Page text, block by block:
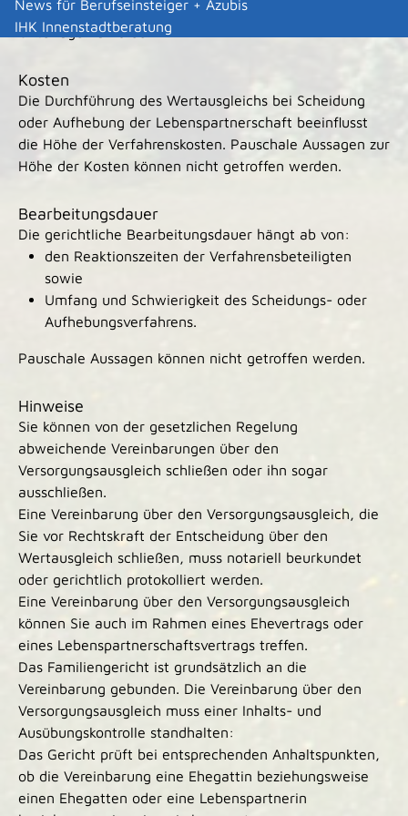
News für Berufseinsteiger + Azubis
IHK Innenstadtberatung
Das Gericht wird die im Einzelfall erforderlichen
Unterlagen anfordern.
Kosten
Die Durchführung des Wertausgleichs bei Scheidung
oder Aufhebung der Lebenspartnerschaft beeinflusst
die Höhe der Verfahrenskosten. Pauschale Aussagen zur
Höhe der Kosten können nicht getroffen werden.
Bearbeitungsdauer
Die gerichtliche Bearbeitungsdauer hängt ab von:
den Reaktionszeiten der Verfahrensbeteiligten
sowie
Umfang und Schwierigkeit des Scheidungs- oder
Aufhebungsverfahrens.
Pauschale Aussagen können nicht getroffen werden.
Hinweise
Sie können von der gesetzlichen Regelung
abweichende Vereinbarungen über den
Versorgungsausgleich schließen oder ihn sogar
ausschließen.
Eine Vereinbarung über den Versorgungsausgleich, die
Sie vor Rechtskraft der Entscheidung über den
Wertausgleich schließen, muss notariell beurkundet
oder gerichtlich protokolliert werden.
Eine Vereinbarung über den Versorgungsausgleich
können Sie auch im Rahmen eines Ehevertrags oder
eines Lebenspartnerschaftsvertrags treffen.
Das Familiengericht ist grundsätzlich an die
Vereinbarung gebunden. Die Vereinbarung über den
Versorgungsausgleich muss einer Inhalts- und
Ausübungskontrolle standhalten:
Das Gericht prüft bei entsprechenden Anhaltspunkten,
ob die Vereinbarung eine Ehegattin beziehungsweise
einen Ehegatten oder eine Lebenspartnerin